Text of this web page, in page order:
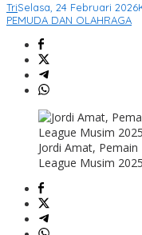
TriSelasa, 24 Februari 2026
PEMUDA DAN OLAHRAGA
Jordi Amat, Pemain
League Musim